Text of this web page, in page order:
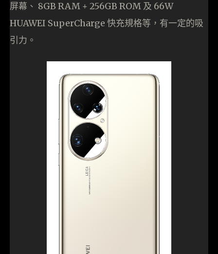
屏幕、 8GB RAM + 256GB ROM 及 66W
HUAWEI SuperCharge 快充規格等，有一定的吸
引力。